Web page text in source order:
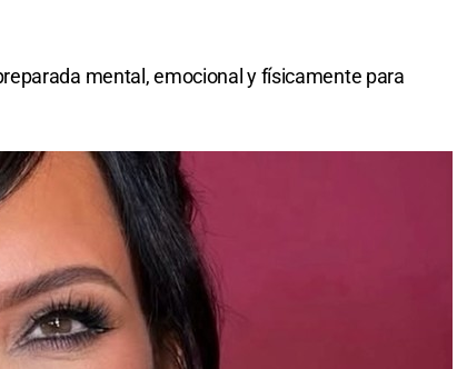
mental, emocional y físicamente para